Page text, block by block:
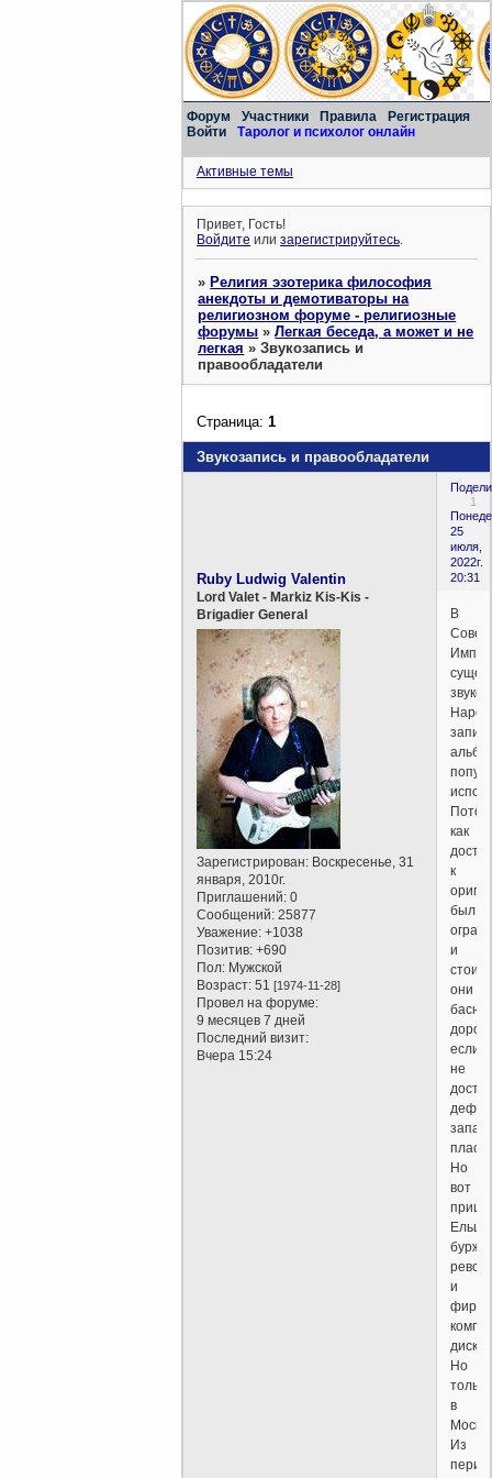
Форум Участники Правила
Регистрация
Войти
Таролог и психолог онлайн
Активные темы
Привет, Гость!
Войдите илизарегистрируйтесь.
»Религия эзотерика философия
анекдоты и демотиваторы на
религиозном форуме - религиозные
форумы »Легкая беседа, а может и не
легкая »Звукозапись и
правообладатели
Звукозапись и правообладатели
Страница:1
1
25
июля,
2022г.
20:31
Ruby Ludwig Valentin
Lord Valet - Markiz Kis-Kis -
Brigadier General
Зарегистрирован: Воскресенье, 31
января, 2010г.
Приглашений: 0
Сообщений: 25877
Уважение: +1038
Позитив: +690
Пол: Мужской
Возраст: 51[1974-11-28]
Провел на форуме:
9 месяцев 7 дней
Последний визит:
Вчера 15:24
В
Народ
как
доступ
к
был
и
они
если
не
Но
вот
и
диски.
Но
только
в
Из